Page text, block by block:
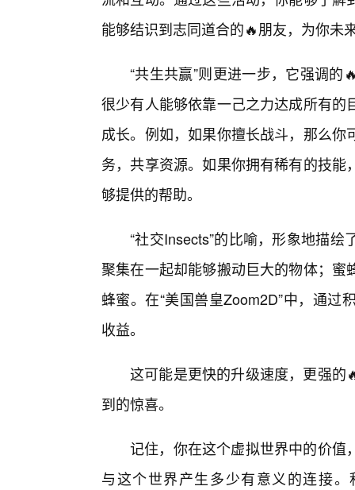
能够结识到志同道合的🔥朋友，为你未
“共生共赢”则更进一步，它强调
很少有人能够依靠一己之力达成所有
成长。例如，如果你擅长战斗，那么
务，共享资源。如果你拥有稀有的技
够提供的帮助。
“社交Insects”的比喻，形象地描
聚集在一起却能够搬动巨大的物体；
蜂蜜。在“美国兽皇Zoom2D”中，通
收益。
这可能是更快的升级速度，更强的
到的惊喜。
记住，你在这个虚拟世界中的价值
与这个世界产生多少有意义的连接